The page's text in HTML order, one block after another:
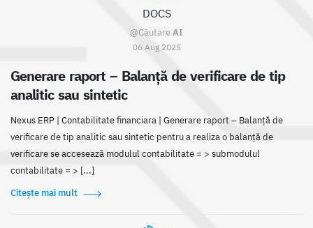
DOCS
@CăutareAI
06 Aug 2025
Generare raport – Balanță de verificare de tip
analitic sau sintetic
Nexus ERP | Contabilitate financiara | Generare raport – Balanță de
verificare de tip analitic sau sintetic pentru a realiza o balanță de
verificare se accesează modulul contabilitate = > submodulul
contabilitate = > [...]
Citește mai mult